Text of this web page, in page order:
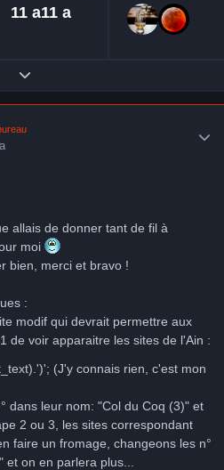
11 a11 a
Expand topic overview
allais de donner tant de fil à
moi
bien, merci et bravo !
:
modif qui devrait permettre aux
de voir apparaitre les sites de l'Ain :
(J'y connais rien, c'est mon
dans leur nom: "Col du Coq (3)" et
2 ou 3, les sites correspondant
faire un fromage, changeons les n°
on en parlera plus...